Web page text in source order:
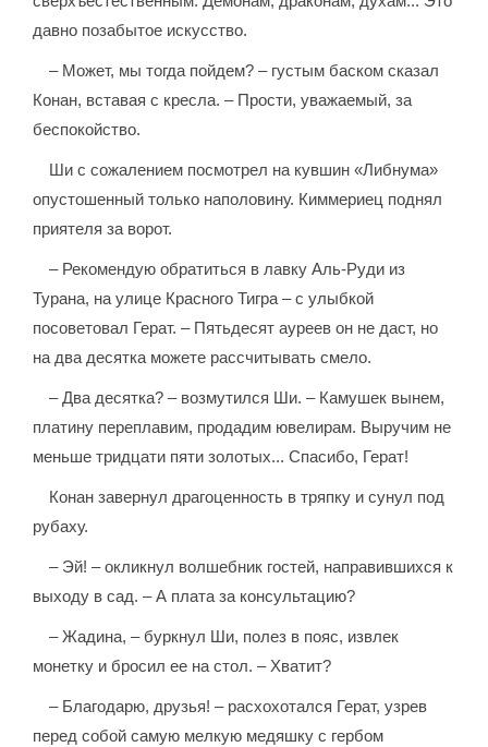
давно позабытое искусство.
– Может, мы тогда пойдем? – густым баском сказал
Конан, вставая с кресла. – Прости, уважаемый, за
беспокойство.
Ши с сожалением посмотрел на кувшин «Либнума»
опустошенный только наполовину. Киммериец поднял
приятеля за ворот.
– Рекомендую обратиться в лавку Аль-Руди из
Турана, на улице Красного Тигра – с улыбкой
посоветовал Герат. – Пятьдесят ауреев он не даст, но
на два десятка можете рассчитывать смело.
– Два десятка? – возмутился Ши. – Камушек вынем,
платину переплавим, продадим ювелирам. Выручим не
меньше тридцати пяти золотых... Спасибо, Герат!
Конан завернул драгоценность в тряпку и сунул под
рубаху.
– Эй! – окликнул волшебник гостей, направившихся к
выходу в сад. – А плата за консультацию?
– Жадина, – буркнул Ши, полез в пояс, извлек
монетку и бросил ее на стол. – Хватит?
– Благодарю, друзья! – расхохотался Герат, узрев
перед собой самую мелкую медяшку с гербом